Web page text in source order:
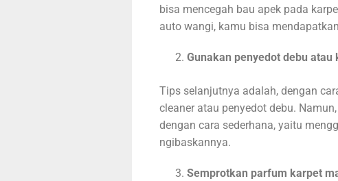
bisa mencegah bau apek pada
auto wangi, kamu bisa
Gunakan penyedot debu atau
Tips selanjutnya adalah, dengan
cleaner atau penyedot debu.
dengan cara sederhana, yaitu
ngibaskannya.
Semprotkan parfum karpet